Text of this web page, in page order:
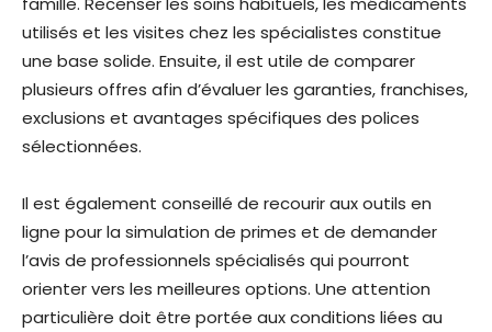
utilisés et les visites chez les spécialistes constitue
une base solide. Ensuite, il est utile de comparer
plusieurs offres afin d’évaluer les garanties, franchises,
exclusions et avantages spécifiques des polices
sélectionnées.
Il est également conseillé de recourir aux outils en
ligne pour la simulation de primes et de demander
l’avis de professionnels spécialisés qui pourront
orienter vers les meilleures options. Une attention
particulière doit être portée aux conditions liées au